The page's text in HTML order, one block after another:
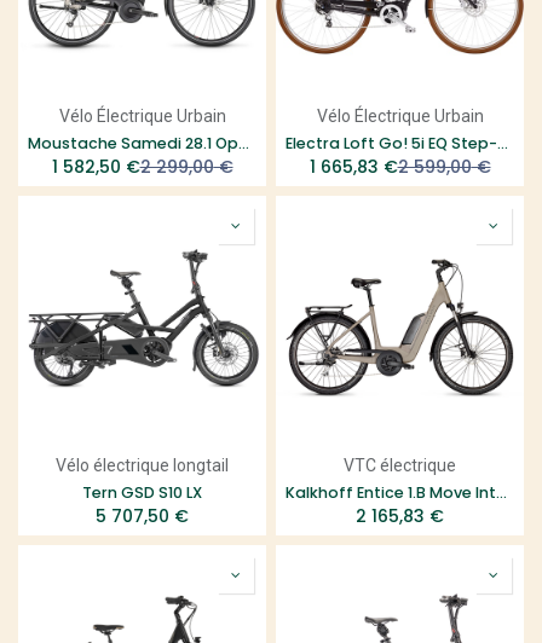
Vélo Électrique Urbain
Moustache Samedi 28.1 Open
1 582,50 €2 299,00€
Vélo Électrique Urbain
Electra Loft Go! 5i EQ Step-Thru
1 665,83 €2 599,00€
Vélo électrique longtail
Tern GSD S10 LX
5 707,50 €
VTC électrique
Kalkhoff Entice 1.B Move International Cadre ouvert
2 165,83 €